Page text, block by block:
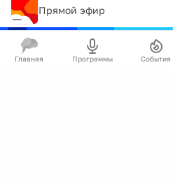
Прямой эфир
Главная Программы События